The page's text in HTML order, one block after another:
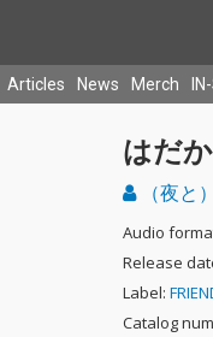
Articles News Merch
はだ
（夜と
Audio
Release
Label:
Catalog